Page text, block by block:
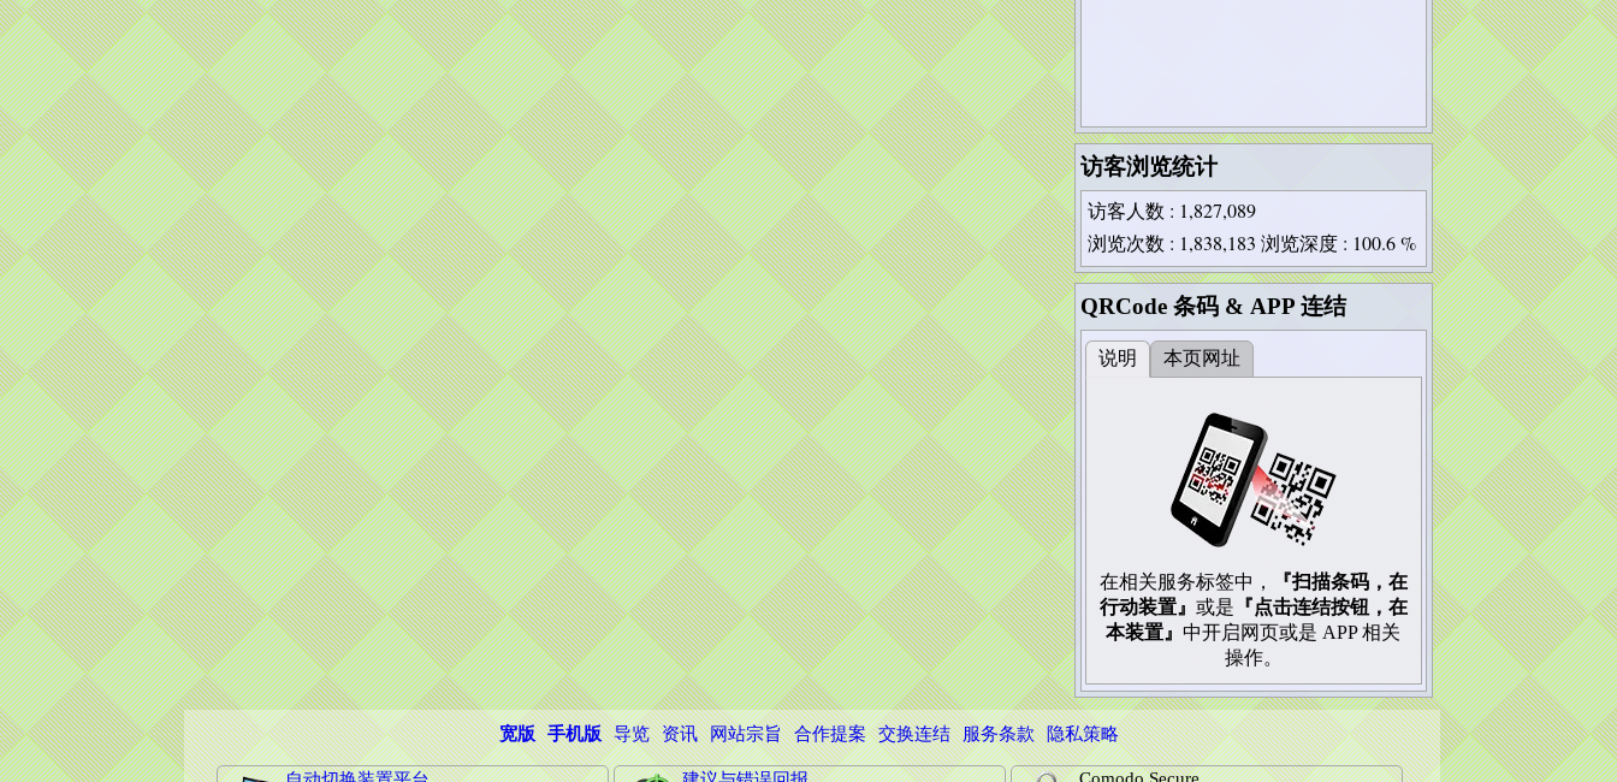
访客浏览统计
访客人数 : 1,827,089
浏览次数 : 1,838,183 浏览深度: 100.6 %
QRCode 条码 & APP 连结
说明 本页网址
在相关服务标签中，
『扫描条码，在
行动装置』 或是 『点击连结按钮，在
本装置』 中开启网页或是 APP 相关
操作。
宽版 手机版 导览 资讯 网站宗旨 合作提案 交换连结 服务条款 隐私策略